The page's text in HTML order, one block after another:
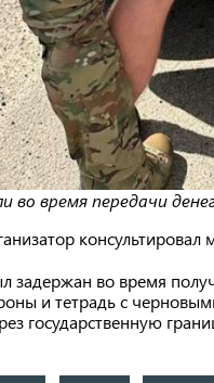
во время передачи
задержан во время
и тетрадь с
государственную